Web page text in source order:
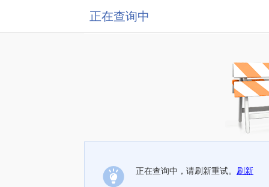
正在查询中
正在查询中，请刷新重试。 刷新